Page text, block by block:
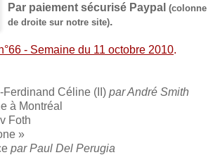
Par paiement sécurisé Paypal (colonne
de droite sur notre site).
- Semaine du 11 octobre 2010.
Céline (II) par André Smith
à Montréal
Foth
»
par Paul Del Perugia